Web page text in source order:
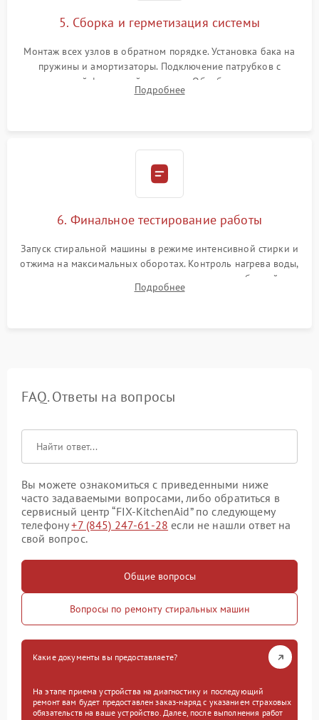
5. Сборка и герметизация системы
Монтаж всех узлов в обратном порядке. Установка бака на
пружины и амортизаторы. Подключение патрубков с
надежной фиксацией хомутами. Обработка стыков
герметиком для предотвращения возможных протечек воды.
Подробнее
6. Финальное тестирование работы
Запуск стиральной машины в режиме интенсивной стирки и
отжима на максимальных оборотах. Контроль нагрева воды,
корректности слива, отсутствия излишних вибраций,
посторонних стуков и протечек под корпусом.
Подробнее
FAQ. Ответы на вопросы
Вы можете ознакомиться с приведенными ниже
часто задаваемыми вопросами, либо обратиться в
сервисный центр “FIX-KitchenAid” по следующему
телефону+7 (845) 247-61-28 если не нашли ответ на
свой вопрос.
Общие вопросы
Вопросы по ремонту стиральных машин
Какие документы вы предоставляете?
На этапе приема устройства на диагностику и последующий
ремонт вам будет предоставлен заказ-наряд с указанием страховых
обязательств на ваше устройство. Далее, после выполнения работ